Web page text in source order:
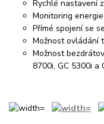
Rychlé nastavení
Monitoring energie
Přímé spojení se
Možnost ovládání
Možnost
8700i, GC 5300i a